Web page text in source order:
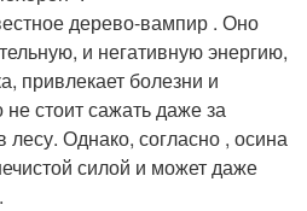
дерево-вампир . Оно
и негативную энергию,
привлекает болезни и
стоит сажать даже за
лесу. Однако, согласно , осина
силой и может даже